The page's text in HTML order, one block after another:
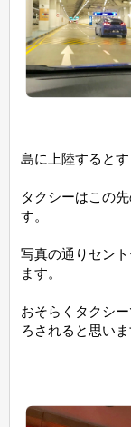
島に上陸すると
タクシーはこの
す。
写真の通りセン
ます。
おそらくタクシ
ろされると思いま